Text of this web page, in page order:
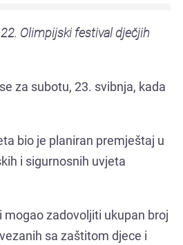
Olimpijski festival dječjih
za subotu, 23. svibnja, kada
bio je planiran premještaj u
i sigurnosnih uvjeta
zadovoljiti ukupan broj
sa zaštitom djece i